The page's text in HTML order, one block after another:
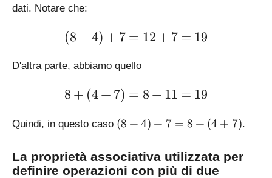
dati. Notare che:
\large (8 + 4) + 7 = 12 +
(8 +4) + 7 = 12 + 7 = 19
D'altra parte, abbiamo quello
\large 8 + (4 + 7) = 8 +
8 + (4+ 7) = 8 + 11 = 19
Quindi, in questo caso (
4
(8 + 4) + 7 = 8 + (4 + 7).
La proprietà associativa utilizzata per
definire operazioni con più di due